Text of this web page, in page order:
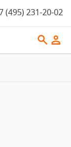
(495) 231-20-02